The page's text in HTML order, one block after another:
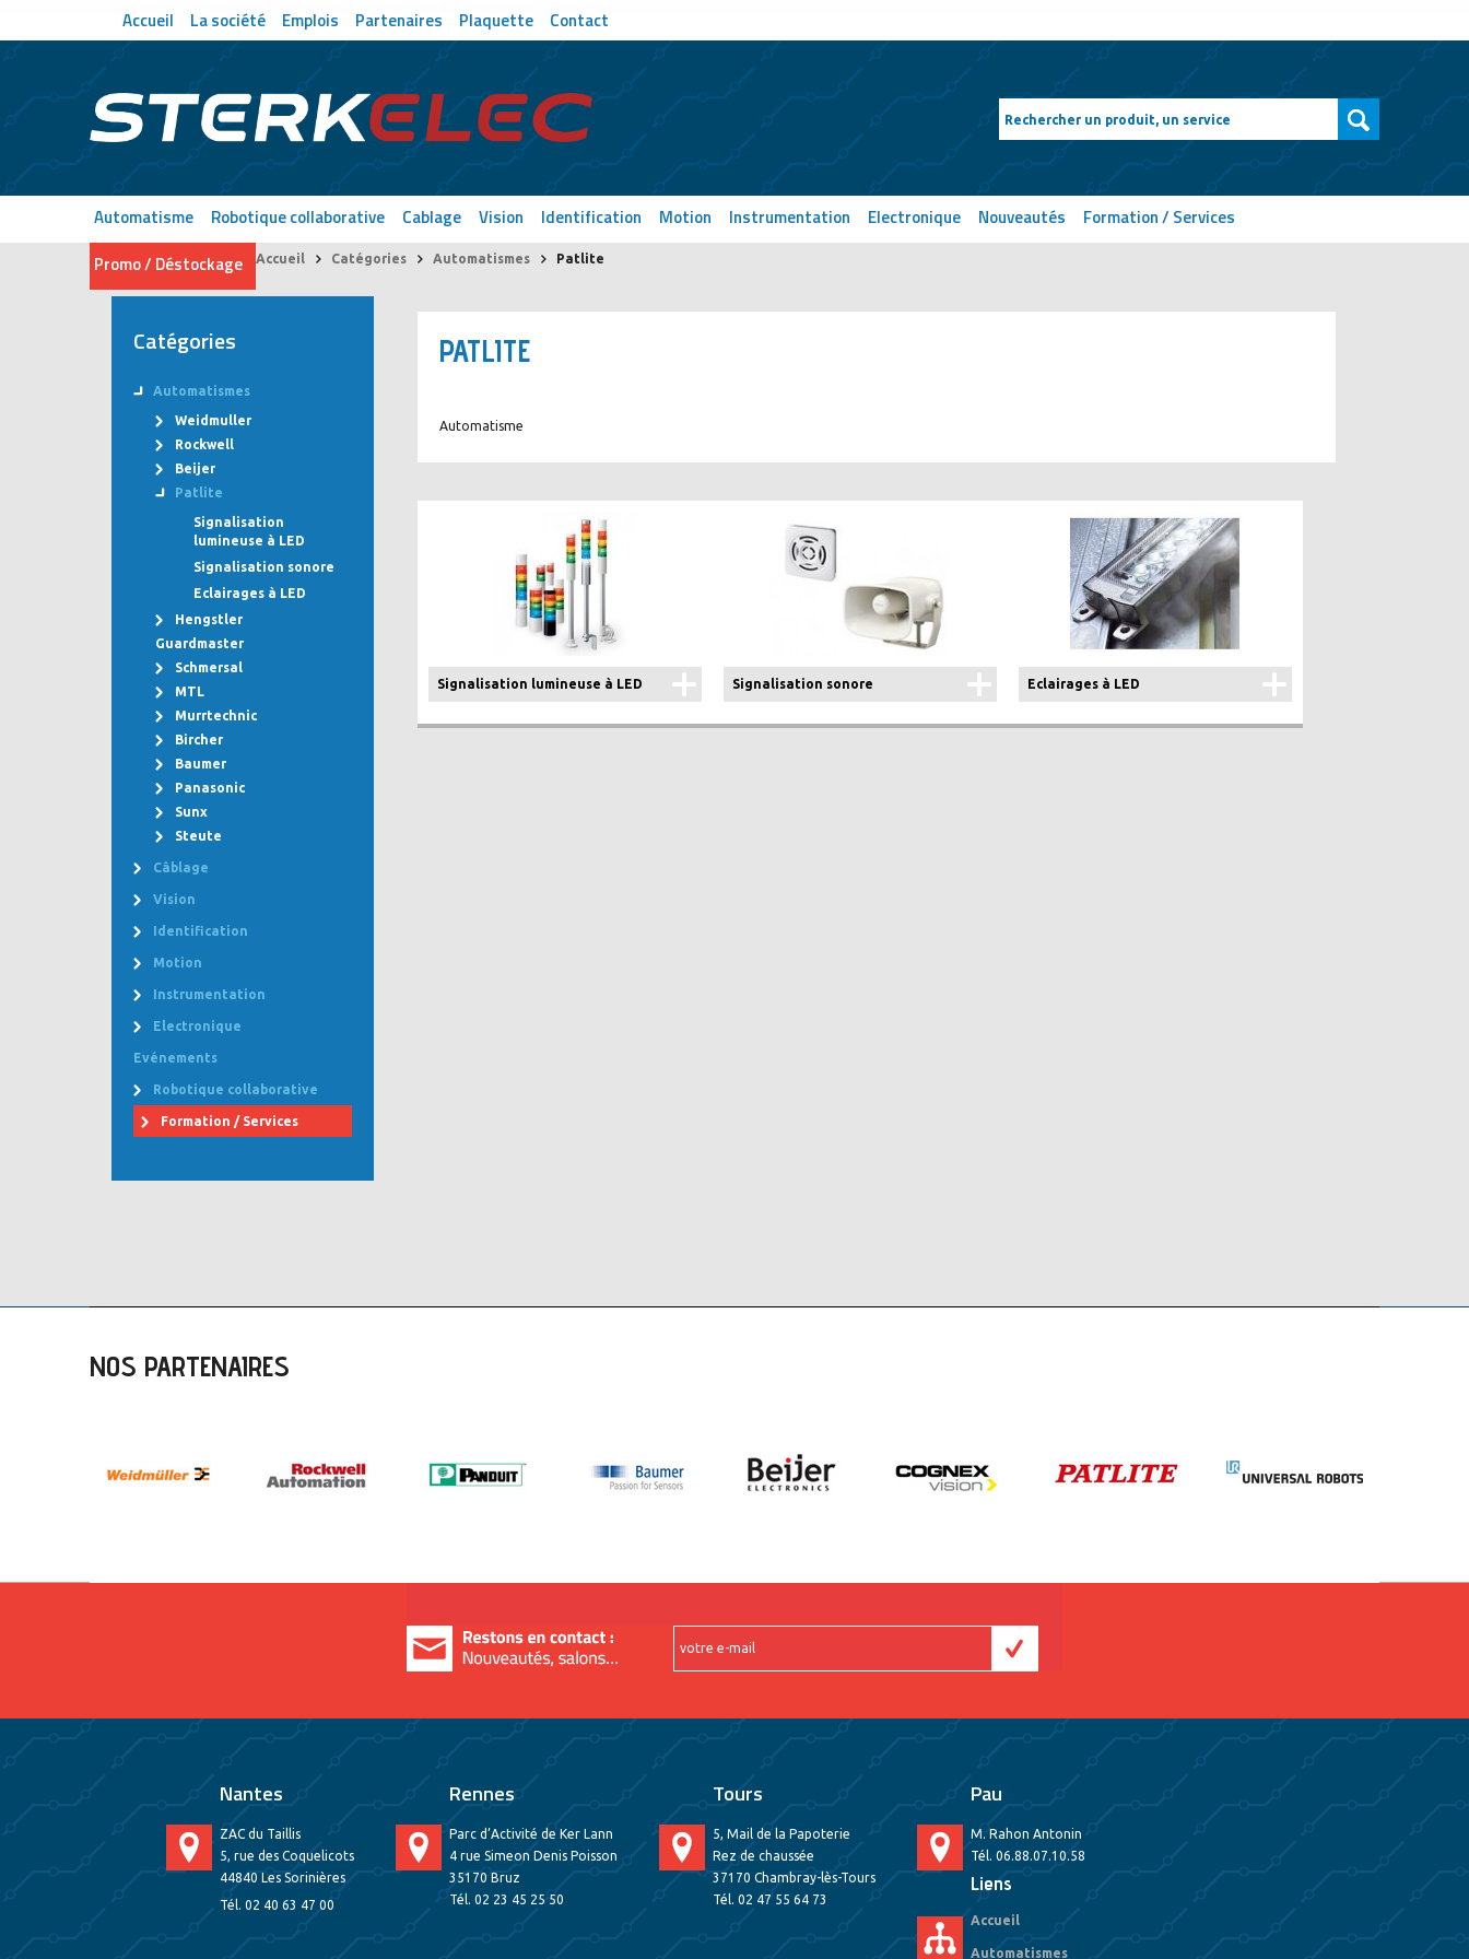
Accueil La société Emplois Partenaires Plaquette Contact
Automatisme Robotique collaborative Cablage Vision Identification Motion Instrumentation Electronique Nouveautés
Formation / Services
Promo / Déstockage
Accueil Catégories Automatismes Patlite
Catégories
Automatismes
Weidmuller
Rockwell
Beijer
Patlite
Signalisation
lumineuse à LED
Signalisation sonore
Eclairages à LED
Hengstler
Guardmaster
Schmersal
MTL
Murrtechnic
Bircher
Baumer
Panasonic
Sunx
Steute
Câblage
Vision
Identification
Motion
Instrumentation
Electronique
Evénements
Robotique collaborative
Formation / Services
PATLITE
Automatisme
Signalisation lumineuse à LED Signalisation sonore Eclairages à LED
NOS PARTENAIRES
Nantes
ZAC du Taillis
5, rue des Coquelicots
44840 Les Sorinières
Tél. 02 40 63 47 00
Rennes
Parc d’Activité de Ker Lann
4 rue Simeon Denis Poisson
35170 Bruz
Tél. 02 23 45 25 50
Tours
5, Mail de la Papoterie
Rez de chaussée
37170 Chambray-lès-Tours
Tél. 02 47 55 64 73
Pau
M. Rahon Antonin
Tél. 06.88.07.10.58
Liens
Accueil
Automatismes